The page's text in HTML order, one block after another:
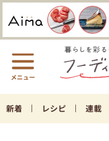
新着 レシピ 連載